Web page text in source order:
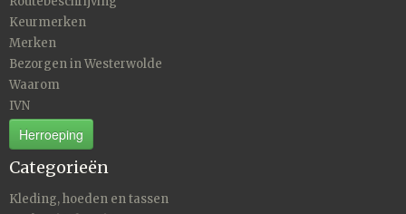
Keurmerken
Merken
Bezorgen in Westerwolde
Waarom
IVN
Herroeping
Categorieën
Kleding, hoeden en tassen